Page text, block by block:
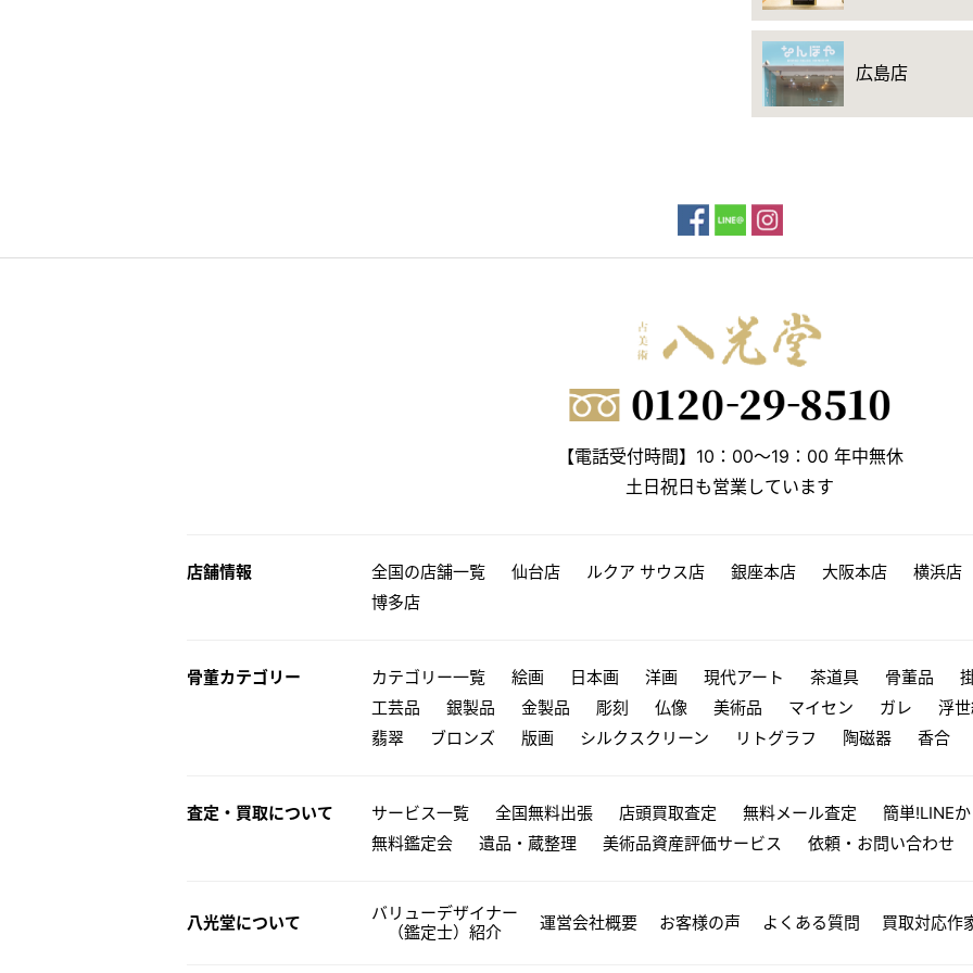
広島店
【電話受付時間】10：00～19：00 年中無休
土日祝日も営業しています
店舗情報 全国の店舗一覧 仙台店 ルクア サウス店 銀座本店 大阪本店
横浜店
博多店
骨董カテゴリー カテゴリー一覧 絵画 日本画 洋画 現代アート 茶道具 骨董品
工芸品
銀製品 金製品 彫刻 仏像 美術品 マイセン ガレ
浮
翡翠
ブロンズ 版画 シルクスクリーン リトグラフ 陶磁器 香合
査定・買取について サービス一覧 全国無料出張 店頭買取査定 無料メール査定
簡単!LINE
無料鑑定会
遺品・蔵整理 美術品資産評価サービス 依頼・お問い合わせ
八光堂について
バリューデザイナー
（鑑定士）紹介
運営会社概要 お客様の声 よくある質問 買取対応作